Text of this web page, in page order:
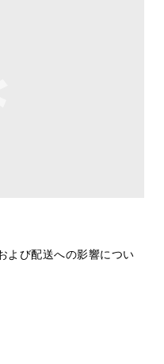
よび配送への影響につい